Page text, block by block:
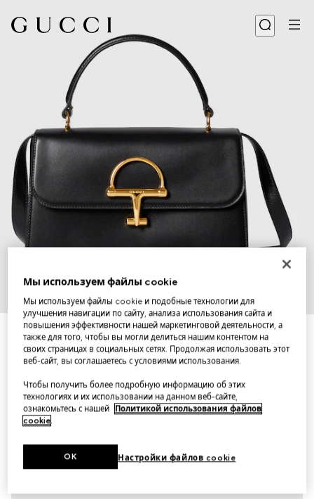
7
Gucci Siena medium top handle bag
Мы используем файлы cookie
Мы используем файлы cookie и подобные технологии для
улучшения навигации по сайту, анализа использования сайта и
повышения эффективности нашей маркетинговой деятельности, а
также для того, чтобы вы могли делиться нашим контентом на
своих страницах в социальных сетях. Продолжая использовать этот
веб-сайт, вы соглашаетесь с условиями использования.
Чтобы получить более подробную информацию об этих
технологиях и их использовании на данном веб-сайте,
ознакомьтесь с нашей
Политикой использования файлов
cookie.
Настройки файлов cookie
OK